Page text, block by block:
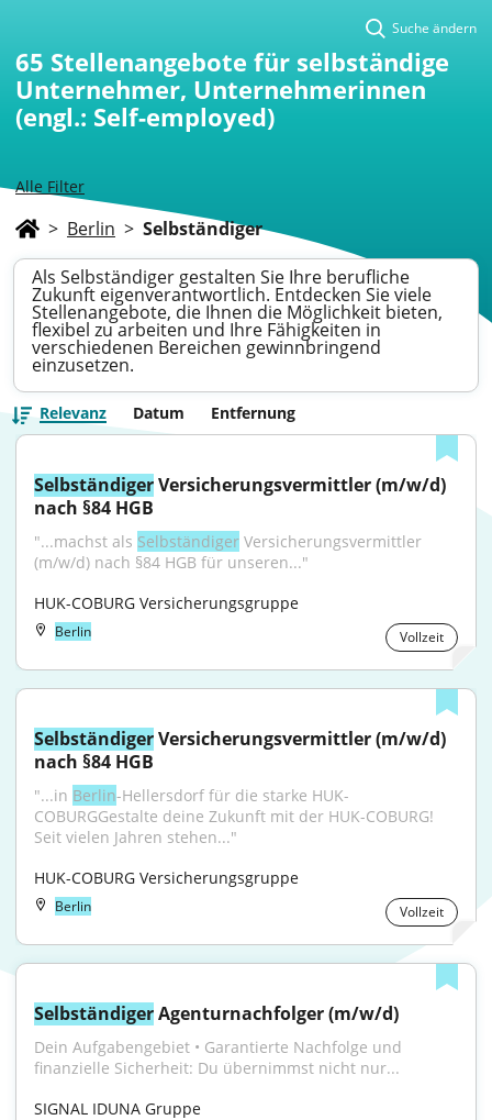
Alle Filter
Suche ändern
65 Stellenangebote für selbständige
Unternehmer, Unternehmerinnen
(engl.: Self-employed)
> Berlin > Selbständiger
Als Selbständiger gestalten Sie Ihre berufliche
Zukunft eigenverantwortlich. Entdecken Sie viele
Stellenangebote, die Ihnen die Möglichkeit bieten,
flexibel zu arbeiten und Ihre Fähigkeiten in
verschiedenen Bereichen gewinnbringend
einzusetzen.
Relevanz Datum Entfernung
Selbständiger Versicherungsvermittler (m/w/d)
nach §84 HGB
"...machst als Selbständiger Versicherungsvermittler
(m/w/d) nach §84 HGB für unseren..."
HUK-COBURG Versicherungsgruppe
Berlin Vollzeit
Selbständiger Versicherungsvermittler (m/w/d)
nach §84 HGB
"...in Berlin-Hellersdorf für die starke HUK-
COBURGGestalte deine Zukunft mit der HUK-COBURG!
Seit vielen Jahren stehen..."
HUK-COBURG Versicherungsgruppe
Berlin Vollzeit
Selbständiger Agenturnachfolger (m/w/d)
Dein Aufgabengebiet • Garantierte Nachfolge und
finanzielle Sicherheit: Du übernimmst nicht nur...
SIGNAL IDUNA Gruppe